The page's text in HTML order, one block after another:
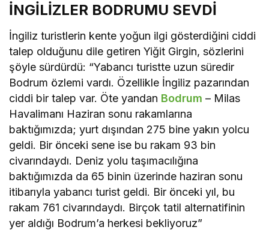
İNGİLİZLER BODRUMU SEVDİ
İngiliz turistlerin kente yoğun ilgi gösterdiğini ciddi
talep olduğunu dile getiren Yiğit Girgin, sözlerini
şöyle sürdürdü: “Yabancı turistte uzun süredir
Bodrum özlemi vardı. Özellikle İngiliz pazarından
ciddi bir talep var. Öte yandan Bodrum – Milas
Havalimanı Haziran sonu rakamlarına
baktığımızda; yurt dışından 275 bine yakın yolcu
geldi. Bir önceki sene ise bu rakam 93 bin
civarındaydı. Deniz yolu taşımacılığına
baktığımızda da 65 binin üzerinde haziran sonu
itibarıyla yabancı turist geldi. Bir önceki yıl, bu
rakam 761 civarındaydı. Birçok tatil alternatifinin
yer aldığı Bodrum’a herkesi bekliyoruz”